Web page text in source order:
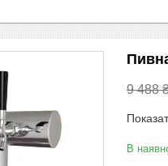
9 488
В